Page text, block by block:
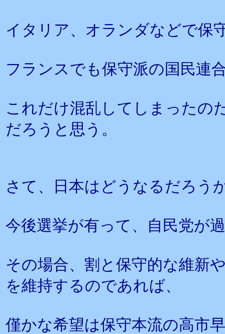
イタリア、オランダなどで保
フランスでも保守派の国民連
これだけ混乱してしまったの
だろうと思う。
さて、日本はどうなるだろう
今後選挙が有って、自民党が
その場合、割と保守的な維新
を維持するのであれば、
僅かな希望は保守本流の高市